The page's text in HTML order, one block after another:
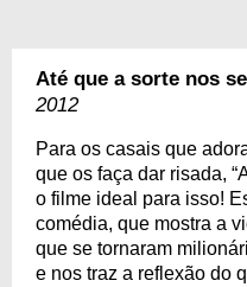
Até que a sorte nos
2012
Para os casais que
que os faça dar risada,
o filme ideal para isso!
comédia, que mostra a
que se tornaram
e nos traz a reflexão do